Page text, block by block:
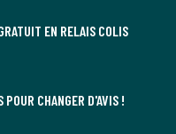
EN RELAIS COLIS
POUR CHANGER D'AVIS !